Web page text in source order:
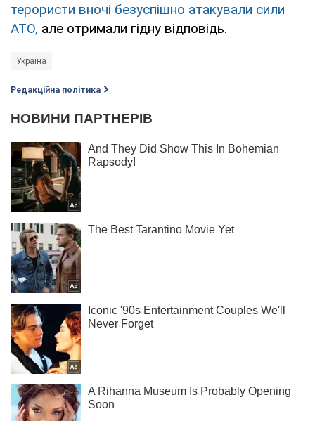
терористи вночі безуспішно атакували сили
АТО, але отримали гідну відповідь.
Україна
Редакційна політика